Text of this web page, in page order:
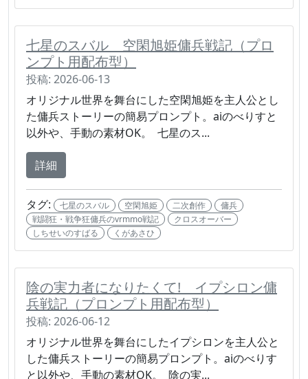
七星のスバル 空閑旭姫傭兵戦記（プロ
ンプト用配布型）
投稿: 2026-06-13
オリジナル世界を舞台にした空閑旭姫を主人公とし
た傭兵ストーリーの簡易プロンプト。aiのべりすと
以外や、手動の素材OK。 七星のス...
詳細
タグ: 七星のスバル 空閑旭姫 二次創作
傭兵
戦闘狂・戦争狂傭兵のvrmmo戦記
クロスオーバー
しちせいのすばる
くがあさひ
陰の実力者になりたくて! イプシロン傭
兵戦記（プロンプト用配布型）
投稿: 2026-06-12
オリジナル世界を舞台にしたイプシロンを主人公と
した傭兵ストーリーの簡易プロンプト。aiのべりす
と以外や、手動の素材OK。 陰の実...